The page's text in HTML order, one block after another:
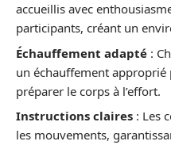
accueillis avec
participants, créant un
Échauffement adapté :
un échauffement
préparer le corps à l’effort.
Instructions claires : Les
les mouvements,